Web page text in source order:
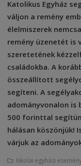
Igazgatói köszöntő
Iskolánk
Ünnepeink
Képzéseink
Pályázatok
Dokumentumok
Menza
Katolikus Egyház
váljon a remény
élelmiszerek
remény üzenetét is
szeretetének
családokba. A
összeállított
segíteni. A
adományvonalon is
500 forinttal
hálásan köszönjük!
várjuk az
Iskolai egyházi